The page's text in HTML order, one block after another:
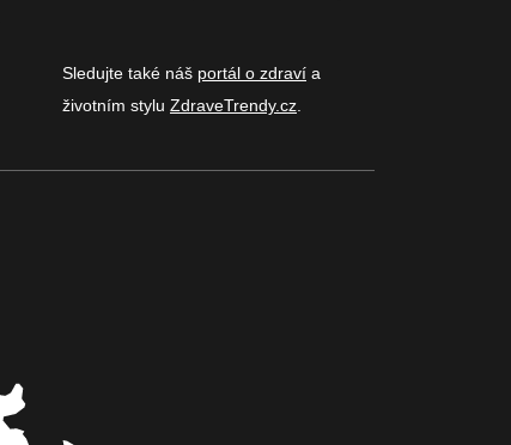
Sledujte také náš portál o zdraví a
životním stylu ZdraveTrendy.cz